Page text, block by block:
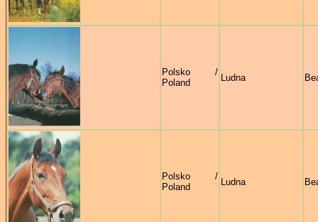
Polsko /
Poland
Ludna
Polsko /
Poland
Ludna